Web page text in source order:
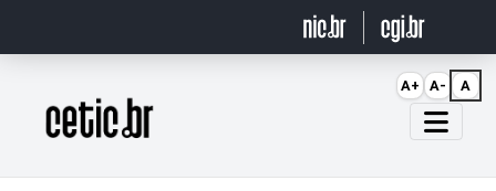
Página inicial
A+ A- A